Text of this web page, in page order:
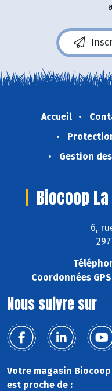
Accueil
Gestion
Biocoop
6,
Coordonnées
Nous suivre sur
Votre magasin
est proche de :